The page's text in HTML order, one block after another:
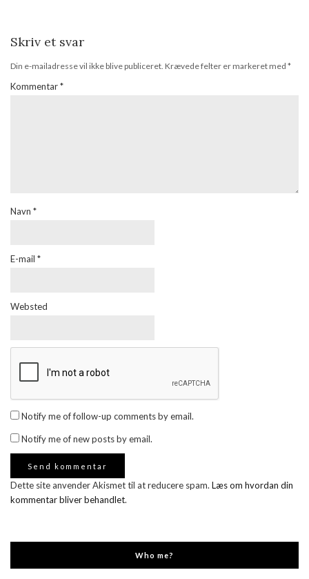
Skriv et svar
Din e-mailadresse vil ikke blive publiceret. Krævede felter er markeret med *
Kommentar*
Navn *
E-mail *
Websted
Notify me of follow-up comments by email.
Notify me of new posts by email.
Dette site anvender Akismet til at reducere spam. Læs om hvordan din
kommentar bliver behandlet.
Who me?